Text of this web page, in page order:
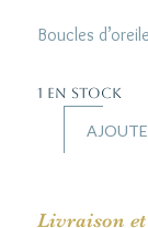
Boucles
1 en stock
quantité
Livraison